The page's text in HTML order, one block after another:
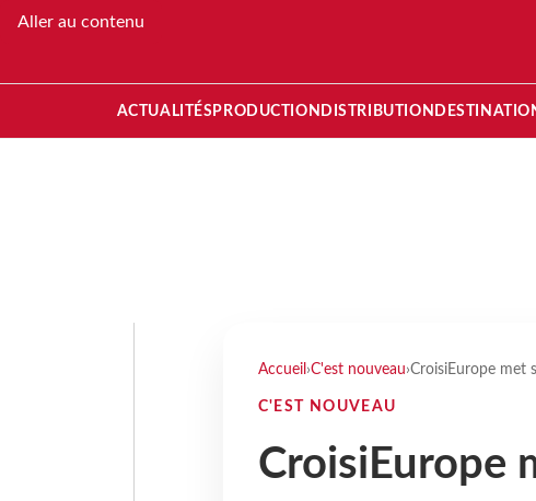
Aller au contenu
ACTUALITÉS PRODUCTION DISTRIBUTION
Accueil ›C'est nouveau›CroisiEurope met
C'EST NOUVEAU
CroisiEurope